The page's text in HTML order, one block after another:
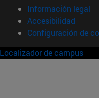
Información legal
Accesibilidad
Configuración de
Localizador de campus